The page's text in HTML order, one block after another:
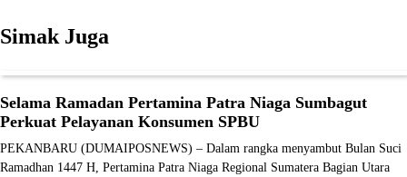
Simak Juga
Selama Ramadan Pertamina Patra Niaga Sumbagut
Perkuat Pelayanan Konsumen SPBU
PEKANBARU (DUMAIPOSNEWS) – Dalam rangka menyambut Bulan Suci
Ramadhan 1447 H, Pertamina Patra Niaga Regional Sumatera Bagian Utara